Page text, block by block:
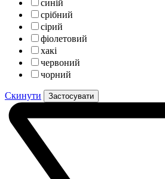
синій
срібний
сірий
фіолетовий
хакі
червоний
чорний
Скинути Застосувати